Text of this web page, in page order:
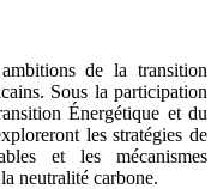
de la transition
Sous la participation
Énergétique et du
les stratégies de
et les mécanismes
neutralité carbone.